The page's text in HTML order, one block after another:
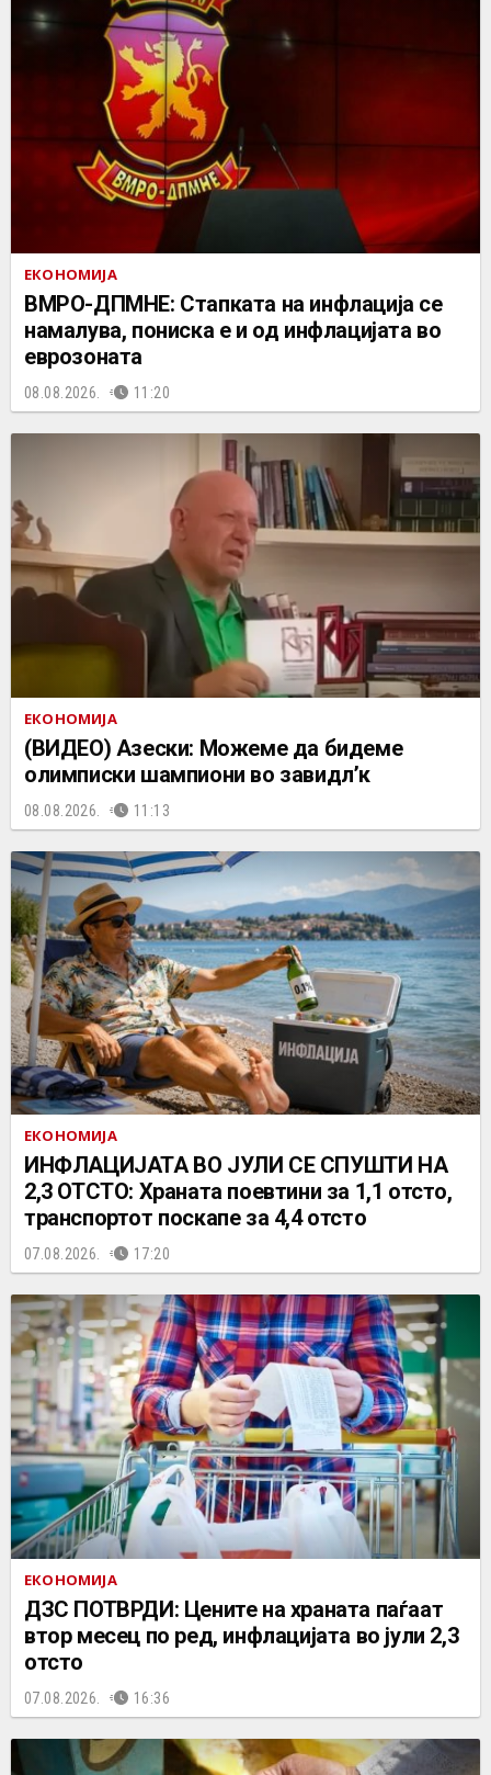
ЕКОНОМИЈА
ВМРО-ДПМНЕ: Стапката на инфлација се
намалува, пониска е и од инфлацијата во
еврозоната
08.08.2026. 11:20
ЕКОНОМИЈА
(ВИДЕО) Азески: Можеме да бидеме
олимписки шампиони во завидл’к
08.08.2026. 11:13
ЕКОНОМИЈА
ИНФЛАЦИЈАТА ВО ЈУЛИ СЕ СПУШТИ НА
2,3 ОТСТО: Храната поевтини за 1,1 отсто,
транспортот поскапе за 4,4 отсто
07.08.2026. 17:20
ЕКОНОМИЈА
ДЗС ПОТВРДИ: Цените на храната паѓаат
втор месец по ред, инфлацијата во јули 2,3
отсто
07.08.2026. 16:36